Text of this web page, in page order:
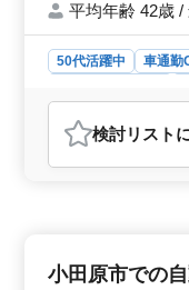
平均年齢 42歳 /
50代活躍中 車通勤
おすすめポイン
＜中高年活躍の場
きる環境が整って
であり、今までの
いうのもこの求人
検討リスト
小田原市での